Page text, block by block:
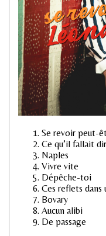
Se revoir peut-
Ce qu’il fallait
Naples
Vivre vite
Dépêche-toi
Ces reflets dans
Bovary
Aucun alibi
De passage